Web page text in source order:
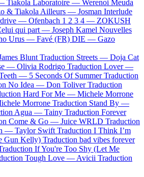
Tiakola Laboratoire — Werenoi Meuda
& Tiakola Ailleurs — Josman Interlude
— Ofenbach 1 2 3 4 — ZOKUSH
qui part — Joseph Kamel Nouvelles
Urus — Favé (FR) DIE — Gazo
Blunt Traduction Streets — Doja Cat
— Olivia Rodrigo Traduction Lover —
— 5 Seconds Of Summer Traduction
No Idea — Don Toliver Traduction
Hard For Me — Michele Morrone
Morrone Traduction Stand By —
Agua — Tainy Traduction Forever
Come & Go — Juice WRLD Traduction
— Taylor Swift Traduction I Think I’m
Gun Kelly) Traduction bad vibes forever
If You're Too Shy (Let Me
Tough Love — Avicii Traduction